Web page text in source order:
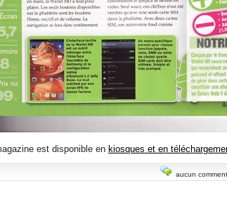
est disponible en kiosques et en
aucun